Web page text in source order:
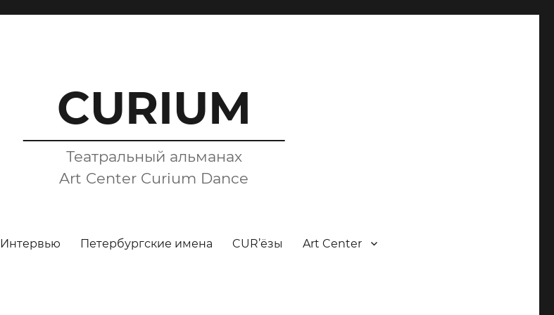
CURIUM
Театральный альманах
Art Center Curium Dance
Интервью Петербургские имена CUR’ёзы Art Center